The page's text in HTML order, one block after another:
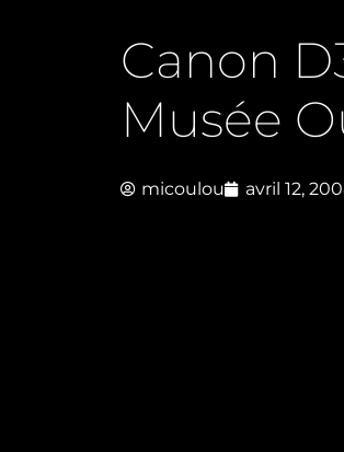
Canon
Musée
micoulou avril 12,